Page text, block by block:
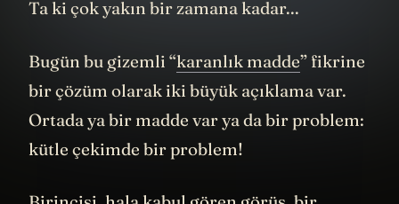
Ta ki çok yakın bir zamana kadar...
Bugün bu gizemli “ karanlık madde ” fikrine
bir çözüm olarak iki büyük açıklama var.
Ortada ya bir madde var ya da bir problem:
kütle çekimde bir problem!